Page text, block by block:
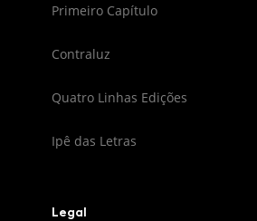
Primeiro Capítulo
Contraluz
Quatro Linhas Edições
Ipê das Letras
Legal